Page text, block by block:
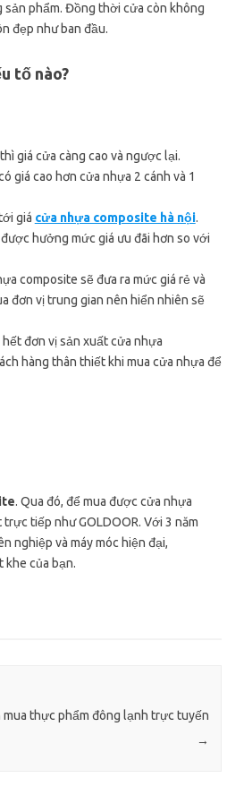
phẩm. Đồng thời cửa còn không
đẹp như ban đầu.
tố nào?
giá cửa càng cao và ngược lại.
giá cao hơn cửa nhựa 2 cánh và 1
giá cửa nhựa composite hà nội.
hưởng mức giá ưu đãi hơn so với
composite sẽ đưa ra mức giá rẻ và
đơn vị trung gian nên hiển nhiên sẽ
đơn vị sản xuất cửa nhựa
hàng thân thiết khi mua cửa nhựa để
. Qua đó, để mua được cửa nhựa
tiếp như GOLDOOR. Với 3 năm
nghiệp và máy móc hiện đại,
khe của bạn.
mua thực phẩm đông lạnh trực tuyến
→